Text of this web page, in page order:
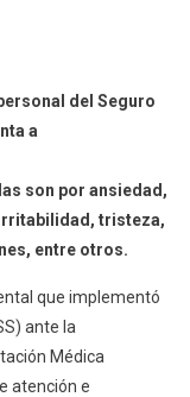
del Seguro
a
son por ansiedad,
tristeza,
entre otros.
que implementó
ante la
Médica
atención e